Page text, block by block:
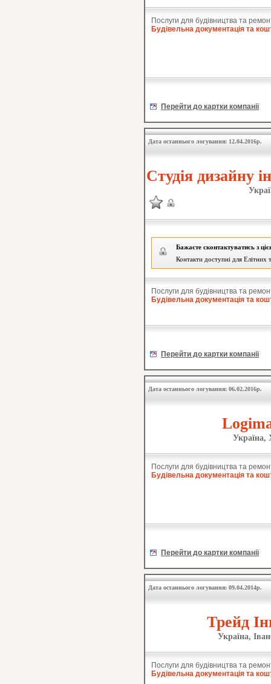
Послуги для будівництва та
Будівельна документація та
Перейти до картки компанії
Дата останнього логування: 12.04.2016р.
Студія дизайну
Бажаєте сконтактуватись з
Контакти доступні для Елітних
Послуги для будівництва та
Будівельна документація та
Перейти до картки компанії
Дата останнього логування: 06.02.2016р.
Україна,
Послуги для будівництва та
Будівельна документація та
Перейти до картки компанії
Дата останнього логування: 09.04.2014р.
Трейд
Україна,
Послуги для будівництва та
Будівельна документація та